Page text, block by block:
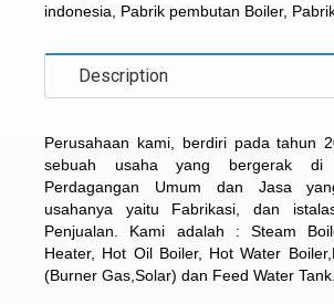
indonesia
Pabrik pembutan Boiler,
Description
Perusahaan kami, berdiri pada tahun
sebuah usaha yang bergerak di
Perdagangan Umum dan Jasa
usahanya yaitu Fabrikasi, dan
Penjualan. Kami adalah : Steam
Heater, Hot Oil Boiler, Hot Water
(Burner Gas,Solar) dan Feed Water Tank.